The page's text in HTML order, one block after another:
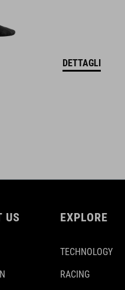
DETTAGLI
US EXPLORE
TECHNOLOGY
RACING